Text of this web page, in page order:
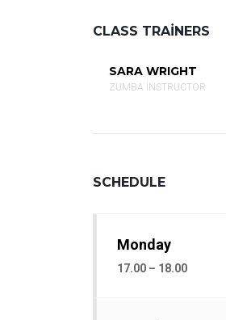
CLASS TRAINERS
SARA WRIGHT
ZUMBA INSTRUCTOR
SCHEDULE
Monday
17.00 – 18.00